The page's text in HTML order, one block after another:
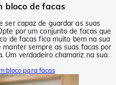
bloco de facas
ser capaz de guardar as suas
por um conjunto de facas que
de facas fica muito bem na sua
sempre as suas facas por
Um verdadeiro chamariz na sua
bloco para facas